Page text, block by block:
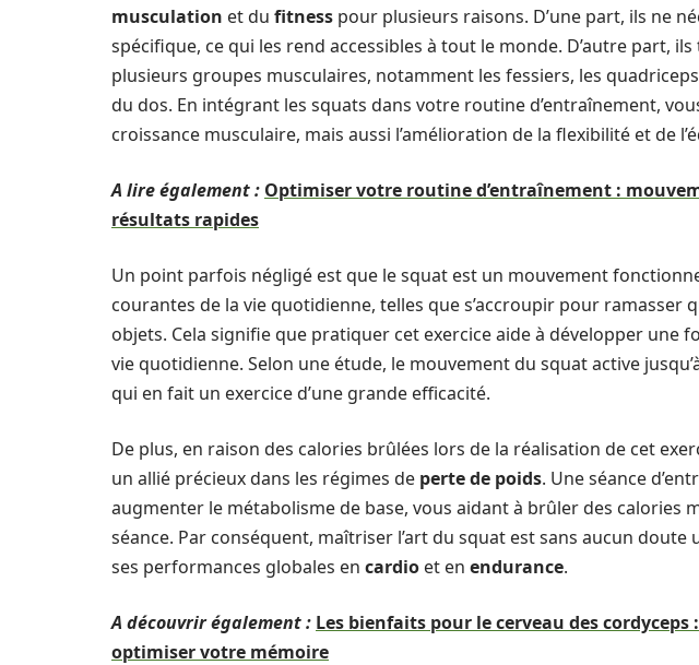
musculation et du fitness pour plusieurs raisons. D’une part, ils ne
spécifique, ce qui les rend accessibles à tout le monde. D’autre part,
plusieurs groupes musculaires, notamment les fessiers, les
du dos. En intégrant les squats dans votre routine d’entraînement,
croissance musculaire, mais aussi l’amélioration de la flexibilité et de
A lire également : Optimiser votre routine d’entraînement :
résultats rapides
Un point parfois négligé est que le squat est un mouvement
courantes de la vie quotidienne, telles que s’accroupir pour ramasser
objets. Cela signifie que pratiquer cet exercice aide à développer une
vie quotidienne. Selon une étude, le mouvement du squat active
qui en fait un exercice d’une grande efficacité.
De plus, en raison des calories brûlées lors de la réalisation de cet
un allié précieux dans les régimes de perte de poids. Une séance
augmenter le métabolisme de base, vous aidant à brûler des calories
séance. Par conséquent, maîtriser l’art du squat est sans aucun doute
ses performances globales en cardio et en endurance.
A découvrir également : Les bienfaits pour le cerveau des
optimiser votre mémoire